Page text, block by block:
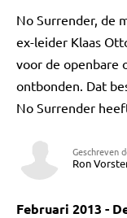
No Surrender, de
ex-leider Klaas
voor de openbare
ontbonden. Dat
No Surrender
Geschreven
Ron
Februari 2013 -